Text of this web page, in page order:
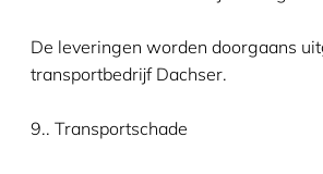
De leveringen worden doorgaans
transportbedrijf Dachser.
9.. Transportschade